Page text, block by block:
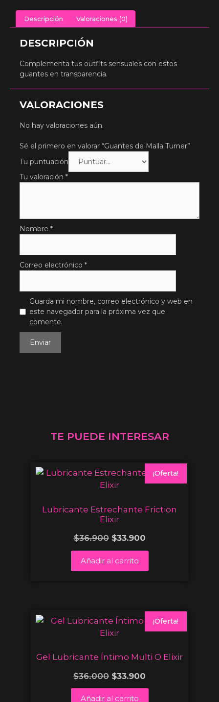
Descripción Valoraciones (0)
DESCRIPCIÓN
Complementa tus outfits sensuales con estos
guantes en transparencia.
VALORACIONES
No hay valoraciones aún.
Sé el primero en valorar “Guantes de Malla Turner”
Tu puntuación
Tu valoración *
Nombre *
Correo electrónico *
Guarda mi nombre, correo electrónico y web en
este navegador para la próxima vez que
comente.
TE PUEDE INTERESAR
¡Oferta!
Lubricante Estrechante Friction
Elixir
$36.900 $33.900
Añadir al carrito
¡Oferta!
Gel Lubricante Íntimo Multi O Elixir
$36.000 $33.900
Añadir al carrito